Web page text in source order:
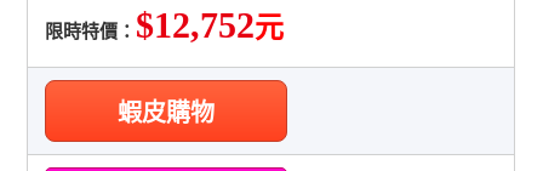
限時特價： $12,752元
蝦皮購物